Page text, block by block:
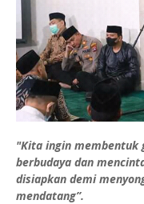
"Kita ingin membentuk
berbudaya dan
disiapkan demi
mendatang”.